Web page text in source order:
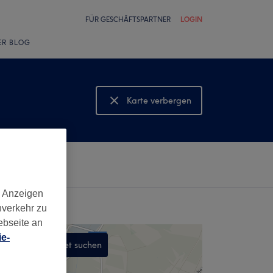
FÜR GESCHÄFTSPARTNER LOGIN
BLOG
Karte verbergen
Karte anzeigen
In diesem Gebiet suchen
zu
an